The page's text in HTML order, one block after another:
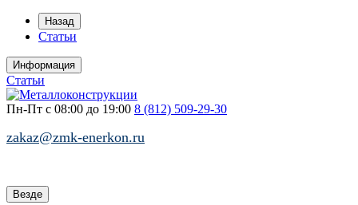
Назад
Статьи
Информация
Статьи
Пн-Пт с 08:00 до 19:00 8 (812) 509-29-30
zakaz@zmk-enerkon.ru
Везде